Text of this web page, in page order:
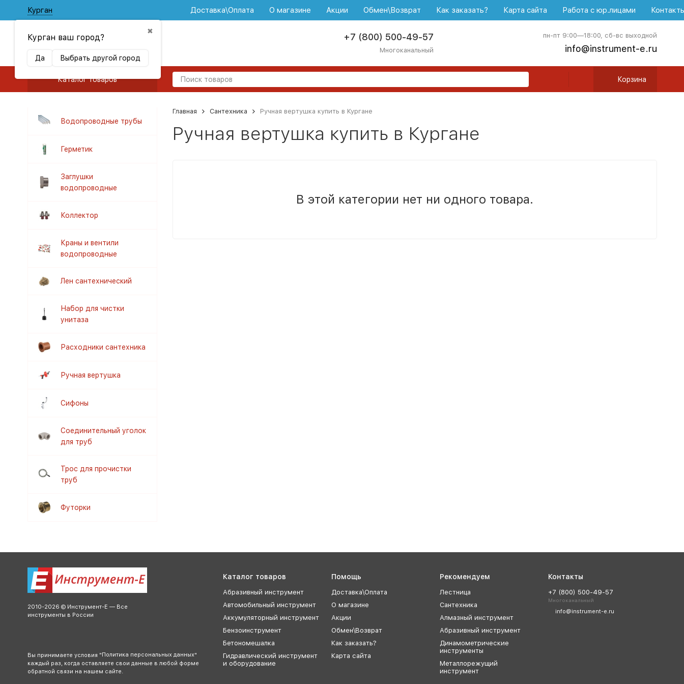
Курган
✖
Курган ваш город?
Да Выбрать другой город
Доставка\Оплата О магазине Акции Обмен\Возврат Как заказать? Карта сайта Работа с юр.лицами
+7 (800) 500-49-57
Многоканальный
пн-пт 9:00—18:00, сб-вс выходной
info@instrument-e.ru
Каталог товаров Корзина
Главная Сантехника Ручная вертушка купить в Кургане
Ручная вертушка купить в Кургане
В этой категории нет ни одного товара.
Водопроводные трубы
Герметик
Заглушки
водопроводные
Коллектор
Краны и вентили
водопроводные
Лен сантехнический
Набор для чистки
унитаза
Расходники сантехника
Ручная вертушка
Сифоны
Соединительный уголок
для труб
Трос для прочистки
труб
Футорки
2010-2026 © Инструмент-Е — Все
инструменты в России
Вы принимаете условия "Политика персональных данных"
каждый раз, когда оставляете свои данные в любой форме
обратной связи на нашем сайте.
Каталог товаров
Абразивный инструмент
Автомобильный инструмент
Аккумуляторный инструмент
Бензоинструмент
Бетономешалка
Гидравлический инструмент
и оборудование
Помощь
Доставка\Оплата
О магазине
Акции
Обмен\Возврат
Как заказать?
Карта сайта
Рекомендуем
Лестница
Сантехника
Алмазный инструмент
Абразивный инструмент
Динамометрические
инструменты
Металлорежущий
инструмент
Контакты
+7 (800) 500-49-57
Многоканальный
info@instrument-e.ru